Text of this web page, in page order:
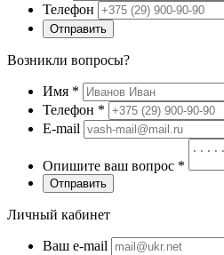
Телефон
Отправить
Возникли вопросы?
Имя *
Телефон *
E-mail
Опишите ваш вопрос *
Отправить
Личный кабинет
Ваш e-mail